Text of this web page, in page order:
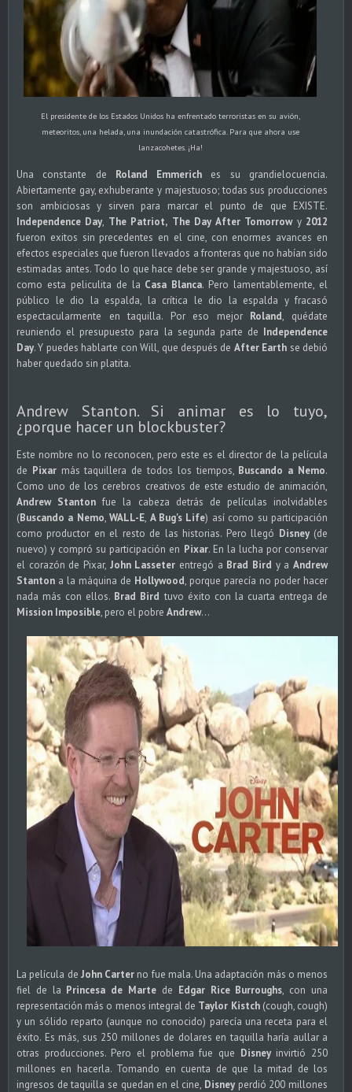
El presidente de los Estados Unidos ha enfrentado terroristas en su avión,
meteoritos, una helada, una inundación catastrófica. Para que ahora use
lanzacohetes. ¡Ha!
Una constante de Roland Emmerich es su grandielocuencia.
Abiertamente gay, exhuberante y majestuoso; todas sus producciones
son ambiciosas y sirven para marcar el punto de que EXISTE.
Independence Day, The Patriot, The Day After Tomorrowy 2012
fueron exitos sin precedentes en el cine, con enormes avances en
efectos especiales que fueron llevados a fronteras que no habían sido
estimadas antes. Todo lo que hace debe ser grande y majestuoso, así
como esta peliculita de la Casa Blanca. Pero lamentablemente, el
público le dio la espalda, la crítica le dio la espalda y fracasó
espectacularmente en taquilla. Por eso mejor Roland, quédate
reuniendo el presupuesto para la segunda parte de Independence
Day. Y puedes hablarte con Will, que después de After Earth se debió
haber quedado sin platita.
Andrew Stanton. Si animar es lo tuyo,
¿porque hacer un blockbuster?
Este nombre no lo reconocen, pero este es el director de la película
de Pixarmás taquillera de todos los tiempos, Buscando a Nemo.
Como uno de los cerebros creativos de este estudio de animación,
Andrew Stanton fue la cabeza detrás de películas inolvidables
(Buscando a Nemo,WALL-E, A Bug's Life) así como su participación
como productor en el resto de las historias. Pero llegó Disney(de
nuevo) y compró su participación en Pixar. En la lucha por conservar
el corazón de Pixar, John Lasseter entregó a Brad Bird y aAndrew
Stanton a la máquina de Hollywood, porque parecía no poder hacer
nada más con ellos. Brad Bird tuvo éxito con la cuarta entrega de
Mission Imposible, pero el pobre Andrew...
La película de John Carter no fue mala. Una adaptación más o menos
fiel de la Princesa de Marte de Edgar Rice Burroughs, con una
representación más o menos integral de Taylor Kistch(cough, cough)
y un sólido reparto (aunque no conocido) parecía una receta para el
éxito. Es más, sus 250 millones de dolares en taquilla haría aullar a
otras producciones. Pero el problema fue que Disneyinvirtió 250
millones en hacerla. Tomando en cuenta de que la mitad de los
ingresos de taquilla se quedan en el cine, Disney perdió 200 millones